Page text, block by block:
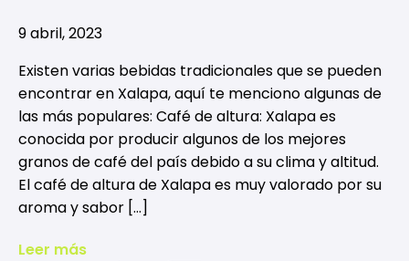
9 abril, 2023
Existen varias bebidas tradicionales que se pueden
encontrar en Xalapa, aquí te menciono algunas de
las más populares: Café de altura: Xalapa es
conocida por producir algunos de los mejores
granos de café del país debido a su clima y altitud.
El café de altura de Xalapa es muy valorado por su
aroma y sabor […]
Leer más